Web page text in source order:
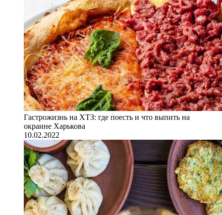
Гастрожизнь на ХТЗ: где поесть и что выпить на
окраине Харькова
10.02.2022